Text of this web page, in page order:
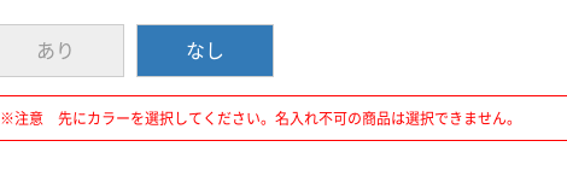
あり なし
※注意 先にカラーを選択してください。名入れ不可の商品は選択できません。